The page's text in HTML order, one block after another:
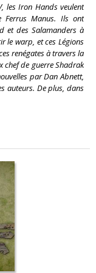
les Iron Hands veulent
Ferrus Manus. Ils ont
et des Salamanders à
le warp, et ces Légions
renégates à travers la
chef de guerre Shadrak
par Dan Abnett,
auteurs. De plus, dans